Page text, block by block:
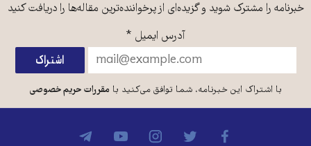
خبرنامه را مشترک شوید و گزیده‌ای از پرخواننده‌ترین مقاله‌ها را دریافت کنید
آدرس ایمیل *
با اشتراک این خبرنامه، شما توافق می‌کنید بامقررات حریم خصوصی